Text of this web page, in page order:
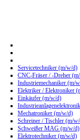
Servicetechniker (m/w/d)
CNC-Fräser / -Dreher
Industriemechaniker (m/
Elektriker / Elektroniker
Einkäufer (m/w/d)
Mechatroniker (m/w/d)
Schreiner / Tischler (m/
Schweißer MAG (m/w/d)
Elektrotechniker (m/w/d)